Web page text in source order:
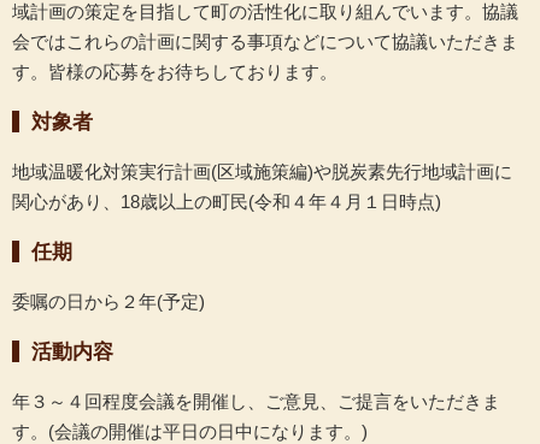
域計画の策定を目指して町の活性化に取り組んでいます。協議
会ではこれらの計画に関する事項などについて協議いただきま
す。皆様の応募をお待ちしております。
対象者
地域温暖化対策実行計画(区域施策編)や脱炭素先行地域計画に
関心があり、18歳以上の町民(令和４年４月１日時点)
任期
委嘱の日から２年(予定)
活動内容
年３～４回程度会議を開催し、ご意見、ご提言をいただきま
す。(会議の開催は平日の日中になります。)